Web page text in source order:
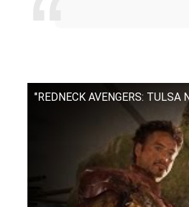
"REDNECK AVENGERS: